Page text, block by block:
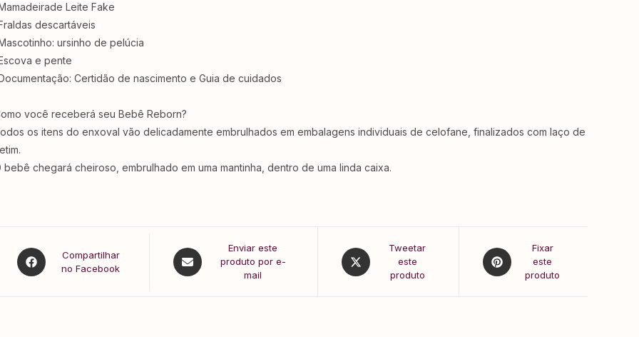
Leite Fake⁣⁣
descartáveis
ursinho de pelúcia
e pente
Certidão de nascimento e Guia de cuidados
você receberá seu Bebê Reborn?
os itens do enxoval vão delicadamente embrulhados em embalagens individuais de celofane, finalizados com laço de
bebê chegará cheiroso, embrulhado em uma mantinha, dentro de uma linda caixa.
Compartilhar
no Facebook
Enviar este
produto por e-
mail
Tweetar
este
produto
Fixar
este
produto